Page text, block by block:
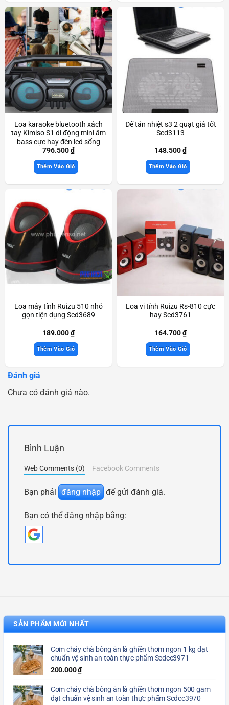
Loa karaoke bluetooth xách
tay Kimiso S1 di động mini âm
bass cực hay đèn led sống
động Scd3938
796.500₫
Thêm Vào Giỏ
Đế tản nhiệt s3 2 quạt giá tốt
Scd3113
148.500₫
Thêm Vào Giỏ
Loa máy tính Ruizu 510 nhỏ
gọn tiện dụng Scd3689
189.000₫
Thêm Vào Giỏ
Loa vi tính Ruizu Rs-810 cực
hay Scd3761
164.700₫
Thêm Vào Giỏ
Đánh giá
Chưa có đánh giá nào.
Bình Luận
Web Comments (0) Facebook Comments
Bạn phải đăng nhập để gửi đánh giá.
Bạn có thể đăng nhập bằng:
SẢN PHẨM MỚI NHẤT
Cơm cháy chà bông ăn là ghiền thơm ngon 1 kg đạt
chuẩn vệ sinh an toàn thực phẩm Scdcc3971
200.000₫
Cơm cháy chà bông ăn là ghiền thơm ngon 500 gam
đạt chuẩn vệ sinh an toàn thực phẩm Scdcc3970